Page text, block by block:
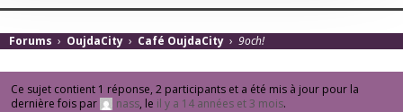
Forums › OujdaCity › Café OujdaCity › 9och!
Ce sujet contient 1 réponse, 2 participants et a été mis à jour pour la
dernière fois par
nass, le il y a 14 années et 3 mois.